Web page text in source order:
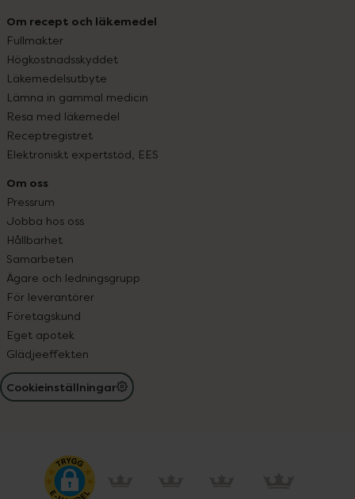
Om recept och läkemedel
Fullmakter
Högkostnadsskyddet
Läkemedelsutbyte
Lämna in gammal medicin
Resa med läkemedel
Receptregistret
Elektroniskt expertstöd, EES
Om oss
Pressrum
Jobba hos oss
Hållbarhet
Samarbeten
Ägare och ledningsgrupp
För leverantörer
Företagskund
Eget apotek
Glädjeeffekten
Cookieinställningar